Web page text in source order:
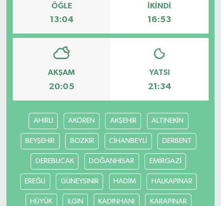
ÖĞLE
13:04
İKINDI
16:53
AKŞAM
20:05
YATSI
21:34
AHIRLI AKÖREN AKŞEHİR ALTINEKİN
BEYŞEHİR BOZKIR CİHANBEYLİ DERBENT
DEREBUCAK DOĞANHİSAR EMİRGAZİ
EREĞLİ GÜNEYSINIR HADİM HALKAPINAR
HÜYÜK ILGIN KADINHANI KARAPINAR